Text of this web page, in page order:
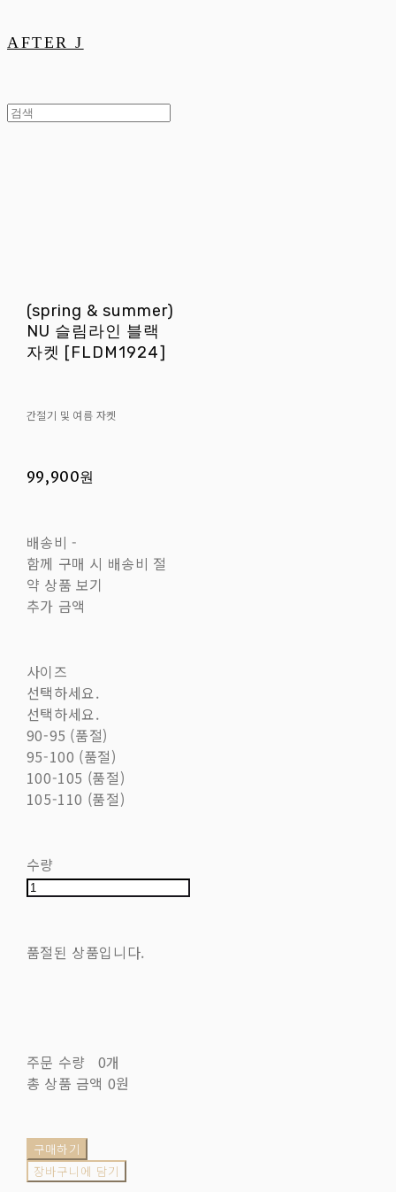
AFTER J
(spring & summer)
NU 슬림라인 블랙
자켓 [FLDM1924]
간절기 및 여름 자켓
99,900원
배송비 -
함께 구매 시 배송비 절
약 상품 보기
추가 금액
사이즈
선택하세요.
선택하세요.
90-95 (품절)
95-100 (품절)
100-105 (품절)
105-110 (품절)
수량
품절된 상품입니다.
주문 수량
0개
총 상품 금액 0원
구매하기
장바구니에 담기